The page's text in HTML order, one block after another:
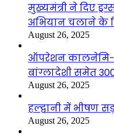
मुख्यमंत्री ने दिए
अभियान चलाने के
August 26, 2025
ऑपरेशन कालनेमि-
बांग्लादेशी समेत
August 26, 2025
हल्द्वानी में भीषण
August 26, 2025